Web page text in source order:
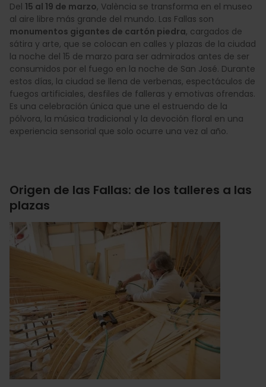
Del 15 al 19 de marzo, València se transforma en el museo
al aire libre más grande del mundo. Las Fallas son
monumentos gigantes de cartón piedra, cargados de
sátira y arte, que se colocan en calles y plazas de la ciudad
la noche del 15 de marzo para ser admirados antes de ser
consumidos por el fuego en la noche de San José. Durante
estos días, la ciudad se llena de verbenas, espectáculos de
fuegos artificiales, desfiles de falleras y emotivas ofrendas.
Es una celebración única que une el estruendo de la
pólvora, la música tradicional y la devoción floral en una
experiencia sensorial que solo ocurre una vez al año.
Origen de las Fallas: de los talleres a las
plazas